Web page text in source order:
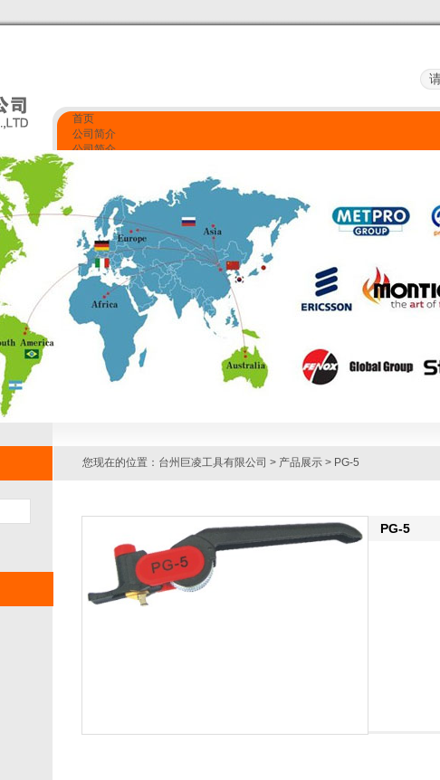
首页
公司简介
公司简介
企业文化
资质荣誉
产品展示
质量监控
资质荣誉
联系我们
联系我们
留言反馈
您现在的位置： 台州巨凌工具有限公司 > 产品展示 > PG-5
PG-5